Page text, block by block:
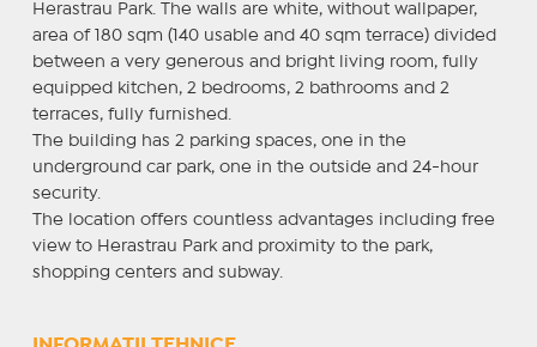
Herastrau Park. The walls are white, without wallpaper,
area of 180 sqm (140 usable and 40 sqm terrace) divided
between a very generous and bright living room, fully
equipped kitchen, 2 bedrooms, 2 bathrooms and 2
terraces, fully furnished.
The building has 2 parking spaces, one in the
underground car park, one in the outside and 24-hour
security.
The location offers countless advantages including free
view to Herastrau Park and proximity to the park,
shopping centers and subway.